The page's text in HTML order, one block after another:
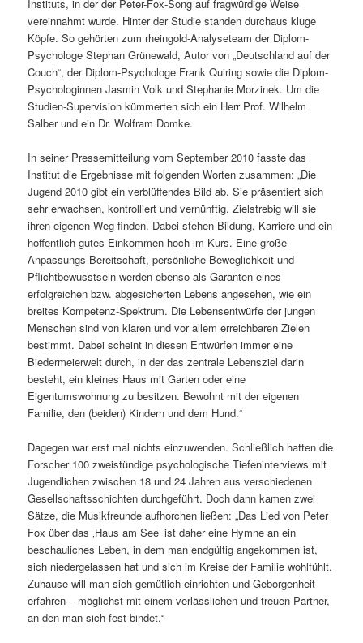
Instituts, in der der Peter-Fox-Song auf fragwürdige Weise
vereinnahmt wurde. Hinter der Studie standen durchaus kluge
Köpfe. So gehörten zum rheingold-Analyseteam der Diplom-
Psychologe Stephan Grünewald, Autor von „Deutschland auf der
Couch“, der Diplom-Psychologe Frank Quiring sowie die Diplom-
Psychologinnen Jasmin Volk und Stephanie Morzinek. Um die
Studien-Supervision kümmerten sich ein Herr Prof. Wilhelm
Salber und ein Dr. Wolfram Domke.
In seiner Pressemitteilung vom September 2010 fasste das
Institut die Ergebnisse mit folgenden Worten zusammen: „Die
Jugend 2010 gibt ein verblüffendes Bild ab. Sie präsentiert sich
sehr erwachsen, kontrolliert und vernünftig. Zielstrebig will sie
ihren eigenen Weg finden. Dabei stehen Bildung, Karriere und ein
hoffentlich gutes Einkommen hoch im Kurs. Eine große
Anpassungs-Bereitschaft, persönliche Beweglichkeit und
Pflichtbewusstsein werden ebenso als Garanten eines
erfolgreichen bzw. abgesicherten Lebens angesehen, wie ein
breites Kompetenz-Spektrum. Die Lebensentwürfe der jungen
Menschen sind von klaren und vor allem erreichbaren Zielen
bestimmt. Dabei scheint in diesen Entwürfen immer eine
Biedermeierwelt durch, in der das zentrale Lebensziel darin
besteht, ein kleines Haus mit Garten oder eine
Eigentumswohnung zu besitzen. Bewohnt mit der eigenen
Familie, den (beiden) Kindern und dem Hund.“
Dagegen war erst mal nichts einzuwenden. Schließlich hatten die
Forscher 100 zweistündige psychologische Tiefeninterviews mit
Jugendlichen zwischen 18 und 24 Jahren aus verschiedenen
Gesellschaftsschichten durchgeführt. Doch dann kamen zwei
Sätze, die Musikfreunde aufhorchen ließen: „Das Lied von Peter
Fox über das ‚Haus am See’ ist daher eine Hymne an ein
beschauliches Leben, in dem man endgültig angekommen ist,
sich niedergelassen hat und sich im Kreise der Familie wohlfühlt.
Zuhause will man sich gemütlich einrichten und Geborgenheit
erfahren – möglichst mit einem verlässlichen und treuen Partner,
an den man sich fest bindet.“